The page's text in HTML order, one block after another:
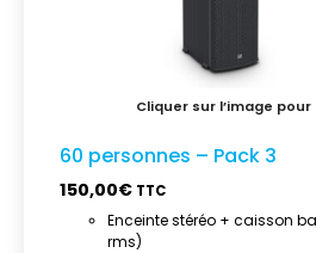
60 personnes – Pack 3
150,00€ TTC
Enceinte stéréo + caisson
rms)